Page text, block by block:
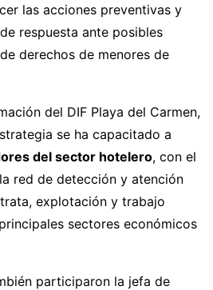
las acciones preventivas y
respuesta ante posibles
derechos de menores de
del DIF Playa del Carmen,
se ha capacitado a
del sector hotelero, con el
red de detección y atención
explotación y trabajo
sectores económicos
participaron la jefa de